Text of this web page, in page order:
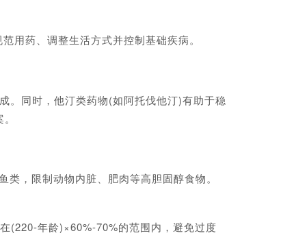
用药、调整生活方式并控制基础疾病。
同时，他汀类药物(如阿托伐他汀)有助于稳
，限制动物内脏、肥肉等高胆固醇食物。
(220-年龄)×60%-70%的范围内，避免过度